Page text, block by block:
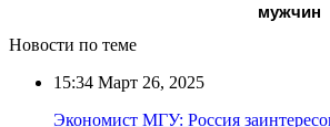
мужчин
Новости по теме
15:34 Март 26, 2025
Экономист МГУ: Россия